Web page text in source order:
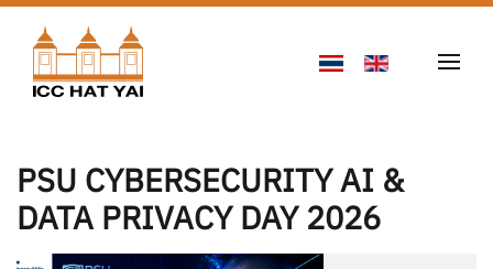
Skip to main content
PSU CYBERSECURITY AI &
DATA PRIVACY DAY 2026